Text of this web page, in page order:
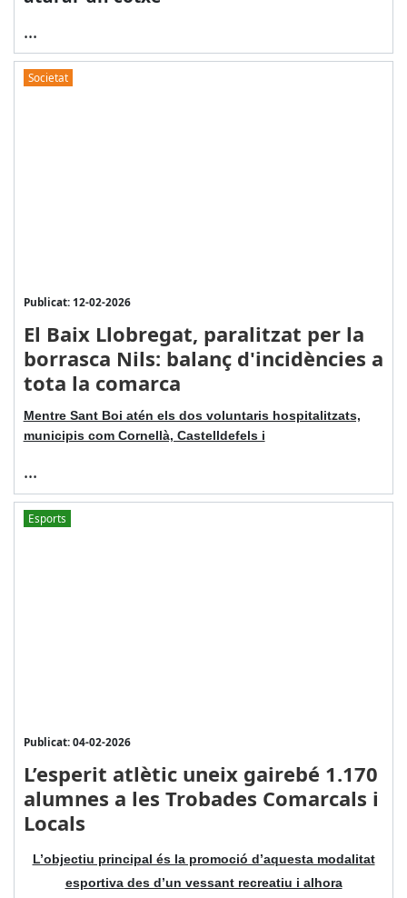
...
Societat
Publicat: 12-02-2026
El Baix Llobregat, paralitzat per la
borrasca Nils: balanç d'incidències a
tota la comarca
Mentre Sant Boi atén els dos voluntaris hospitalitzats,
municipis com Cornellà, Castelldefels i
...
Esports
Publicat: 04-02-2026
L’esperit atlètic uneix gairebé 1.170
alumnes a les Trobades Comarcals i
Locals
L’objectiu principal és la promoció d’aquesta modalitat
esportiva des d’un vessant recreatiu i alhora